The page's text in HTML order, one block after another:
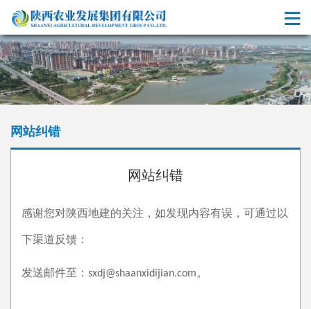
网站纠错
网站纠错
感谢您对陕西地建的关注，如发现内容有误，可通过以
下渠道反馈：
发送邮件至： sxdj@shaanxidijian.com。